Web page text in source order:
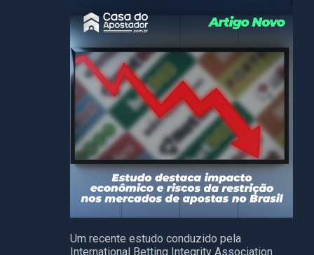
Um recente estudo conduzido pela
International Betting Integrity Association